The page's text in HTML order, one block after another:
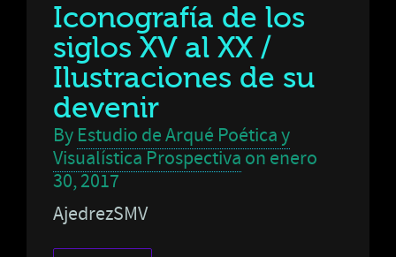
Iconografía de los
siglos XV al XX /
Ilustraciones de su
devenir
By Estudio de Arqué Poética y
Visualística Prospectiva on enero
30, 2017
AjedrezSMV